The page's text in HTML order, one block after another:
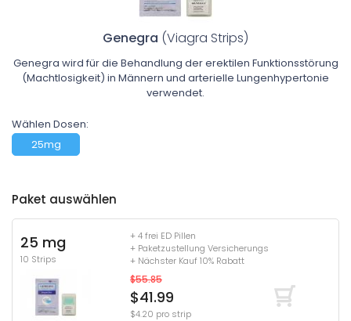
Genegra (Viagra Strips)
Genegra wird für die Behandlung der erektilen Funktionsstörung
(Machtlosigkeit) in Männern und arterielle Lungenhypertonie
verwendet.
Wählen Dosen:
25mg
Paket auswählen
25 mg
10 Strips
+ 4 frei ED Pillen
+ Paketzustellung Versicherungs
+ Nächster Kauf 10% Rabatt
$55.85
$41.99
$4.20 pro strip